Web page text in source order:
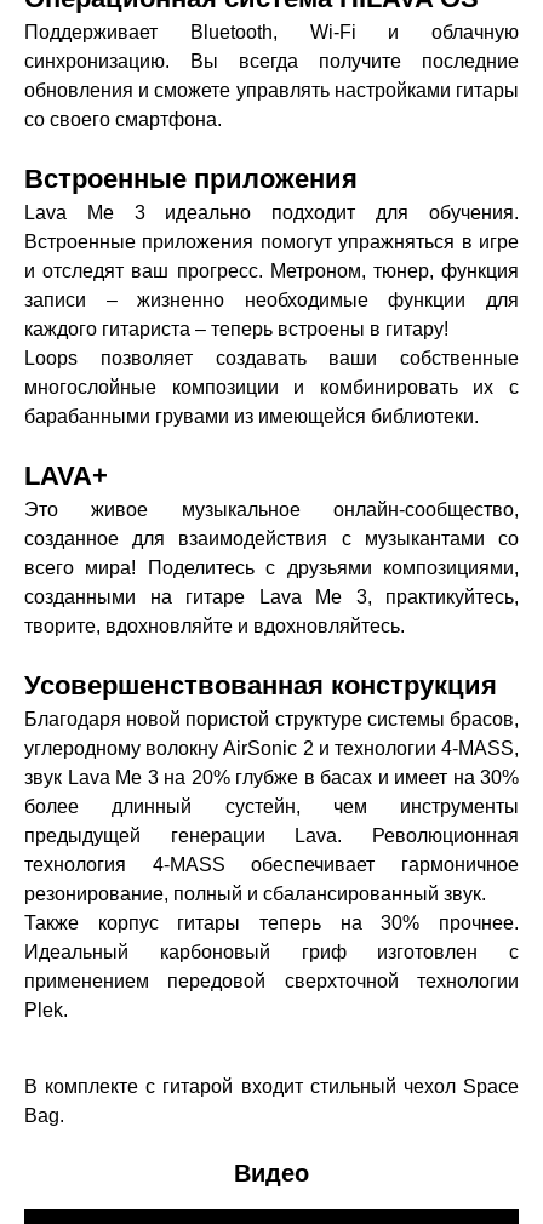
Поддерживает Bluetooth, Wi-Fi и облачную
синхронизацию. Вы всегда получите последние
обновления и сможете управлять настройками гитары
со своего смартфона.
Встроенные приложения
Lava Me 3 идеально подходит для обучения.
Встроенные приложения помогут упражняться в игре
и отследят ваш прогресс. Метроном, тюнер, функция
записи – жизненно необходимые функции для
каждого гитариста – теперь встроены в гитару!
Loops позволяет создавать ваши собственные
многослойные композиции и комбинировать их с
барабанными грувами из имеющейся библиотеки.
LAVA+
Это живое музыкальное онлайн-сообщество,
созданное для взаимодействия с музыкантами со
всего мира! Поделитесь с друзьями композициями,
созданными на гитаре Lava Me 3, практикуйтесь,
творите, вдохновляйте и вдохновляйтесь.
Усовершенствованная конструкция
Благодаря новой пористой структуре системы брасов,
углеродному волокну AirSonic 2 и технологии 4-MASS,
звук Lava Me 3 на 20% глубже в басах и имеет на 30%
более длинный сустейн, чем инструменты
предыдущей генерации Lava. Революционная
технология 4-MASS обеспечивает гармоничное
резонирование, полный и сбалансированный звук.
Также корпус гитары теперь на 30% прочнее.
Идеальный карбоновый гриф изготовлен с
применением передовой сверхточной технологии
Plek.
В комплекте с гитарой входит стильный чехол Space
Bag.
Видео